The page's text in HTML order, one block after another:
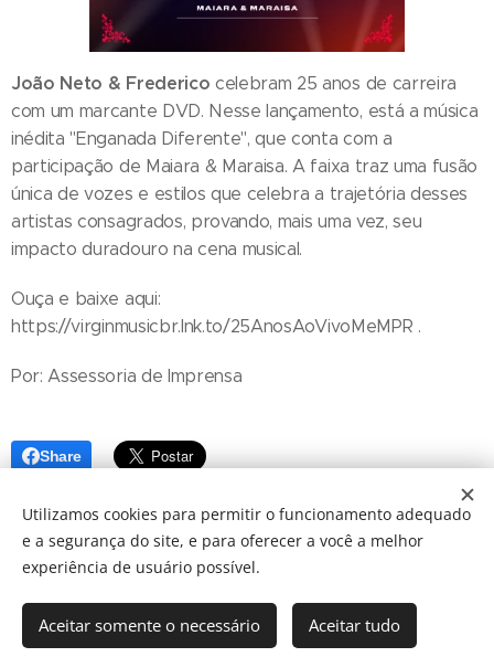
João Neto & Frederico celebram 25 anos de carreira
com um marcante DVD. Nesse lançamento, está a música
inédita "Enganada Diferente", que conta com a
participação de Maiara & Maraisa. A faixa traz uma fusão
única de vozes e estilos que celebra a trajetória desses
artistas consagrados, provando, mais uma vez, seu
impacto duradouro na cena musical.
Ouça e baixe aqui:
https://virginmusicbr.lnk.to/25AnosAoVivoMeMPR .
Por: Assessoria de Imprensa
Share
© 2024 JBarretos Eventos.
Utilizamos cookies para permitir o funcionamento adequado
e a segurança do site, e para oferecer a você a melhor
experiência de usuário possível.
Aceitar somente o necessário Aceitar tudo